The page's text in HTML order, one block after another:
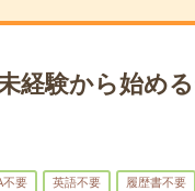
経験から始め
不要 英語不要 履歴書不要